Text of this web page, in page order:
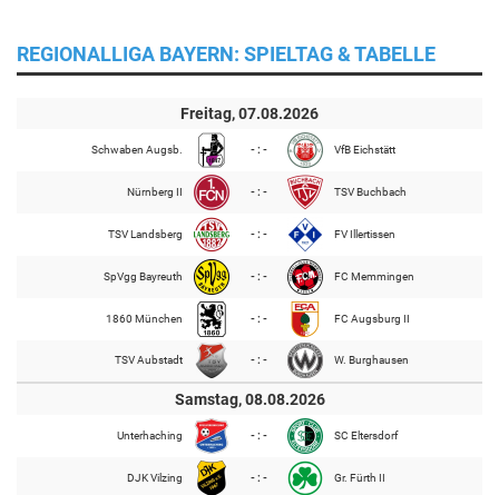
REGIONALLIGA BAYERN: SPIELTAG & TABELLE
Freitag, 07.08.2026
Schwaben Augsb. - : - VfB Eichstätt
Nürnberg II - : - TSV Buchbach
TSV Landsberg - : - FV Illertissen
SpVgg Bayreuth - : - FC Memmingen
1860 München - : - FC Augsburg II
TSV Aubstadt - : - W. Burghausen
Samstag, 08.08.2026
Unterhaching - : - SC Eltersdorf
DJK Vilzing - : - Gr. Fürth II